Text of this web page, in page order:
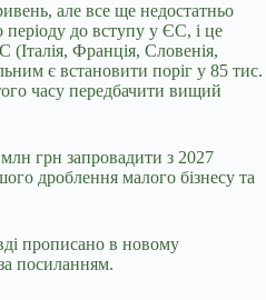
але все ще недостатньо
періоду до вступу у ЄС, і це
(Італія, Франція, Словенія,
є встановити поріг у 85 тис.
часу передбачити вищий
грн запровадити з 2027
дроблення малого бізнесу та
прописано в новому
посиланням.